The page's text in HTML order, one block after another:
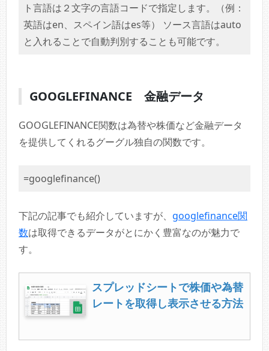
ト言語は２文字の言語コードで指定します。（例：
英語はen、スペイン語はes等） ソース言語はauto
と入れることで自動判別することも可能です。
GOOGLEFINANCE 金融データ
GOOGLEFINANCE関数は為替や株価など金融データ
を提供してくれるグーグル独自の関数です。
=googlefinance()
下記の記事でも紹介していますが、 googlefinance関
数は取得できるデータがとにかく豊富なのが魅力で
す。
スプレッドシートで株価や為替
レートを取得し表示させる方法